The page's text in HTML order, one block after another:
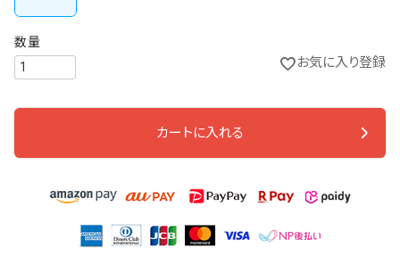
お気に入り登録
カートに入れる